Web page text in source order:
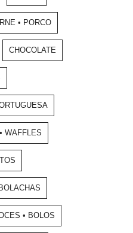
• PORCO
CHOCOLATE
WAFFLES
• BOLOS